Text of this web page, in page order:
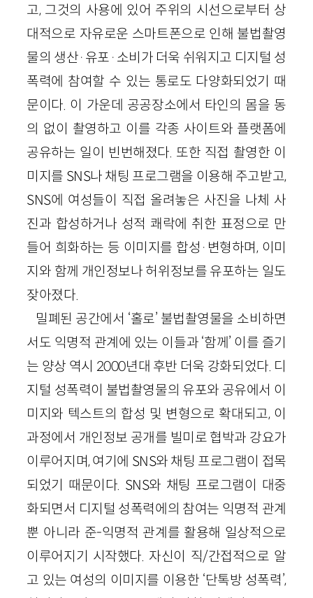
고, 그것의 사용에 있어 주위의 시선으로부터 상
대적으로 자유로운 스마트폰으로 인해 불법촬영
물의 생산·유포·소비가 더욱 쉬워지고 디지털 성
폭력에 참여할 수 있는 통로도 다양화되었기 때
문이다. 이 가운데 공공장소에서 타인의 몸을 동
의 없이 촬영하고 이를 각종 사이트와 플랫폼에
공유하는 일이 빈번해졌다. 또한 직접 촬영한 이
미지를 SNS나 채팅 프로그램을 이용해 주고받고,
SNS에 여성들이 직접 올려놓은 사진을 나체 사
진과 합성하거나 성적 쾌락에 취한 표정으로 만
들어 희화하는 등 이미지를 합성·변형하며, 이미
지와 함께 개인정보나 허위정보를 유포하는 일도
잦아졌다.
밀폐된 공간에서 ‘홀로’ 불법촬영물을 소비하면
서도 익명적 관계에 있는 이들과 ‘함께’ 이를 즐기
는 양상 역시 2000년대 후반 더욱 강화되었다. 디
지털 성폭력이 불법촬영물의 유포와 공유에서 이
미지와 텍스트의 합성 및 변형으로 확대되고, 이
과정에서 개인정보 공개를 빌미로 협박과 강요가
이루어지며, 여기에 SNS와 채팅 프로그램이 접목
되었기 때문이다. SNS와 채팅 프로그램이 대중
화되면서 디지털 성폭력에의 참여는 익명적 관계
뿐 아니라 준-익명적 관계를 활용해 일상적으로
이루어지기 시작했다. 자신이 직/간접적으로 알
고 있는 여성의 이미지를 이용한 ‘단톡방 성폭력’,